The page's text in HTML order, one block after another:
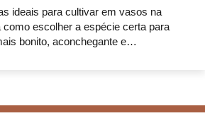
ideais para cultivar em vasos na
escolher a espécie certa para
bonito, aconchegante e…